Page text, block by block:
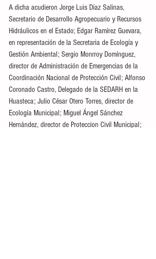
A dicha acudieron Jorge Luis Díaz Salinas,
Secretario de Desarrollo Agropecuario y Recursos
Hidráulicos en el Estado; Edgar Ramírez Guevara,
en representación de la Secretaria de Ecología y
Gestión Ambiental; Sergio Monrroy Domínguez,
director de Administración de Emergencias de la
Coordinación Nacional de Protección Civil; Alfonso
Coronado Castro, Delegado de la SEDARH en la
Huasteca; Julio César Otero Torres, director de
Ecología Municipal; Miguel Ángel Sánchez
Hernández, director de Proteccion Civil Municipal;